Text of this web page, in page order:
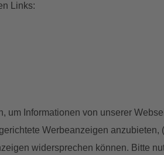
Links:
Informationen von unserer
Werbeanzeigen anzubieten,
widersprechen können. Bitte